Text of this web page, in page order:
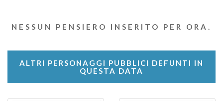
NESSUN PENSIERO INSERITO PER ORA.
ALTRI PERSONAGGI PUBBLICI DEFUNTI IN
QUESTA DATA